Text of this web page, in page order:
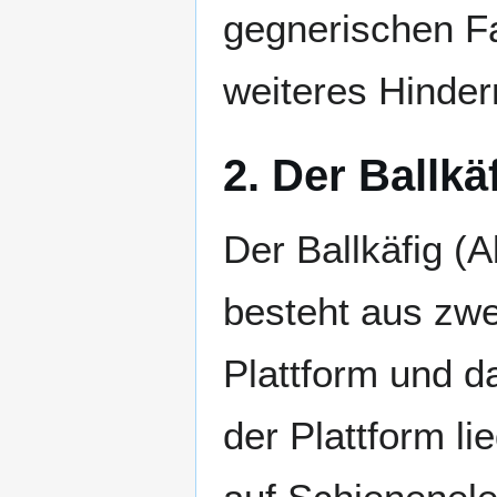
gegnerischen
weiteres
2. Der
Der Ballkäfig
besteht aus
Plattform und
der Plattform